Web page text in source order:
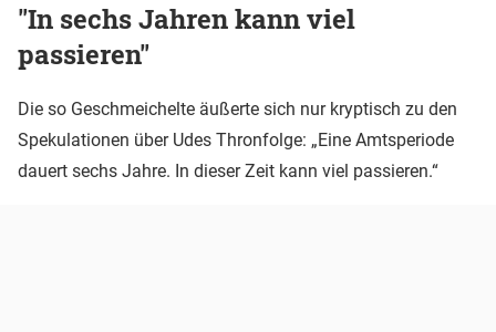
"In sechs Jahren kann viel
passieren"
Die so Geschmeichelte äußerte sich nur kryptisch zu den
Spekulationen über Udes Thronfolge: „Eine Amtsperiode
dauert sechs Jahre. In dieser Zeit kann viel passieren.“